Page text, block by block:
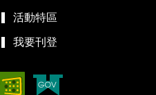
活動特區
我要刊登